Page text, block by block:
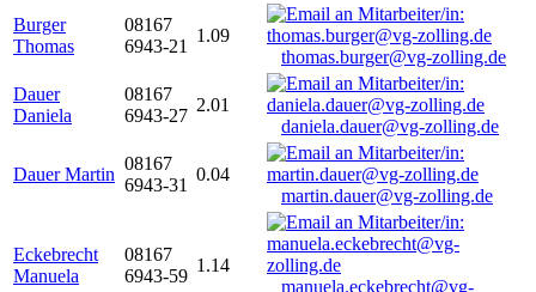
Burger
Thomas
08167
6943-21
1.09
thomas.burger@vg-zolling.de
Dauer
Daniela
08167
6943-27
2.01
daniela.dauer@vg-zolling.de
Dauer Martin
08167
6943-31
0.04
martin.dauer@vg-zolling.de
Eckebrecht
Manuela
08167
6943-59
1.14
manuela.eckebrecht@vg-